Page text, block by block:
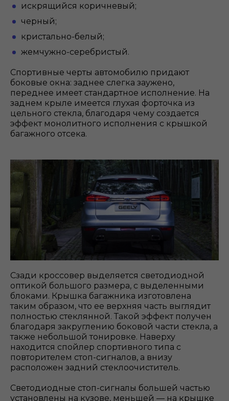
искрящийся коричневый;
черный;
кристально-белый;
жемчужно-серебристый.
Спортивные черты автомобилю придают
боковые окна: заднее слегка заужено,
переднее имеет стандартное исполнение. На
заднем крыле имеется глухая форточка из
цельного стекла, благодаря чему создается
эффект монолитного исполнения с крышкой
багажного отсека.
Сзади кроссовер выделяется светодиодной
оптикой большого размера, с выделенными
блоками. Крышка багажника изготовлена
таким образом, что ее верхняя часть выглядит
полностью стеклянной. Такой эффект получен
благодаря закруглению боковой части стекла, а
также небольшой тонировке. Наверху
находится спойлер спортивного типа с
повторителем стоп-сигналов, а внизу
расположен задний стеклоочиститель.
Светодиодные стоп-сигналы большей частью
установлены на кузове, меньшей — на крышке